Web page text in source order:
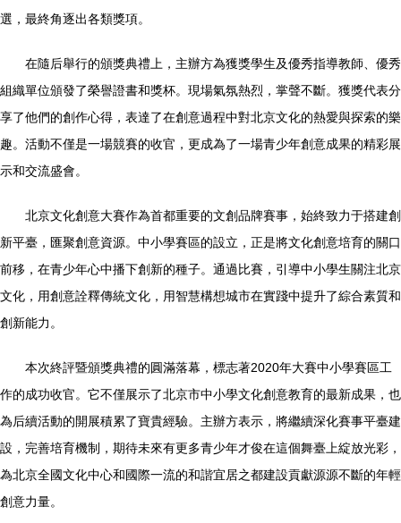
選，最終角逐出各類獎項。
在隨后舉行的頒獎典禮上，主辦方為獲獎學生及優秀指導教師、優秀
組織單位頒發了榮譽證書和獎杯。現場氣氛熱烈，掌聲不斷。獲獎代表分
享了他們的創作心得，表達了在創意過程中對北京文化的熱愛與探索的樂
趣。活動不僅是一場競賽的收官，更成為了一場青少年創意成果的精彩展
示和交流盛會。
北京文化創意大賽作為首都重要的文創品牌賽事，始終致力于搭建創
新平臺，匯聚創意資源。中小學賽區的設立，正是將文化創意培育的關口
前移，在青少年心中播下創新的種子。通過比賽，引導中小學生關注北京
文化，用創意詮釋傳統文化，用智慧構想城市在實踐中提升了綜合素質和
創新能力。
本次終評暨頒獎典禮的圓滿落幕，標志著2020年大賽中小學賽區工
作的成功收官。它不僅展示了北京市中小學文化創意教育的最新成果，也
為后續活動的開展積累了寶貴經驗。主辦方表示，將繼續深化賽事平臺建
設，完善培育機制，期待未來有更多青少年才俊在這個舞臺上綻放光彩，
為北京全國文化中心和國際一流的和諧宜居之都建設貢獻源源不斷的年輕
創意力量。